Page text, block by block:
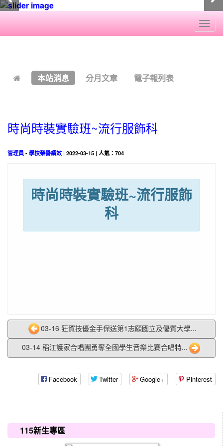
本站消息 分月文章 電子報列表
時尚時裝實驗班~流行服飾科
管理員 - 學校榮譽績效 | 2022-03-15 | 人氣：704
時尚時裝實驗班~流行服飾
科
03-16 狂賀技優金手保送第1志願國立及優質大學...
03-14 稻江護家合唱團勇奪全國學生音樂比賽合唱特...
Facebook Twitter Google+ Pinterest
115新生專區